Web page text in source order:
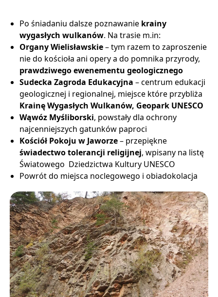
Po śniadaniu dalsze poznawanie krainy
wygasłych wulkanów. Na trasie m.in:
Organy Wielisławskie– tym razem to zaproszenie
nie do kościoła ani opery a do pomnika przyrody,
prawdziwego ewenementu geologicznego
Sudecka Zagroda Edukacyjna – centrum edukacji
geologicznej i regionalnej, miejsce które przybliża
Krainę Wygasłych Wulkanów, Geopark UNESCO
Wąwóz Myśliborski, powstały dla ochrony
najcenniejszych gatunków paproci
Kościół Pokoju w Jaworze– przepiękne
świadectwo tolerancji religijnej, wpisany na listę
Światowego Dziedzictwa Kultury UNESCO
Powrót do miejsca noclegowego i obiadokolacja